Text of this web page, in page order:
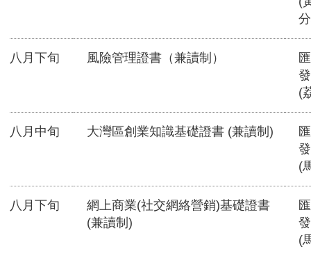
八月下旬 風險管理證書（兼讀制）
(
八月中旬 大灣區創業知識基礎證書 (兼讀制)
(
八月下旬
網上商業(社交網絡營銷)基礎證書
(兼讀制)
(